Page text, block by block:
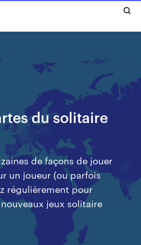
du solitaire
de façons de jouer
un joueur (ou parfois
régulièrement pour
jeux solitaire